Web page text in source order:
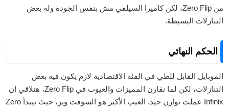
من Zero Flip، لكن كاميرا السيلفي مش بنفس الجودة وله بعض
التنازلات البسيطة.
الحكم النهائي
الموبايل القابل للطي في الفئة الاقتصادية لازم يكون فيه بعض
التنازلات، لكن لما نقارن المميزات والعيوب في Zero Flip، هنلاقي إن
Infinix عملت توازن جيد. العيب الأكبر هو السوفت وير، حيث بيبدأ Zero